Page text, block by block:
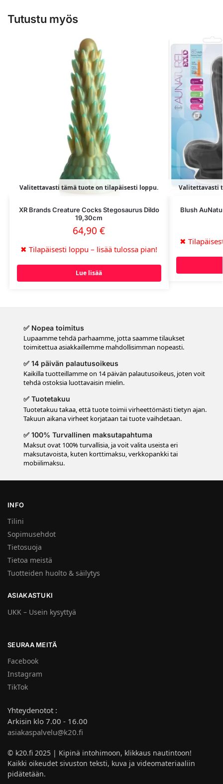
Tutustu myös
Valitettavasti tämä tuote on tilapäisesti loppu.
XR Brands Creature Cocks Stegosaurus Dildo
19,30cm
64,90€
✖ Tilapäisesti loppu – lisää tulossa pian!
Lue lisää
Valitettavasti
Blush
✖
✅ Nopea toimitus
Lupaamme tehdä parhaamme, jotta saamme tilaukset
toimitettua asiakkaillemme mahdollisimman nopeasti.
✅ 14 päivän palautusoikeus
Kaikilla tuotteillamme on 14 päivän palautusoikeus, joten voit
tehdä ostoksia luottavaisin mielin.
✅ Tuotetakuu
Tuotetakuu takaa, että tuote toimii virheettömästi tietyn ajan.
Takuun aikana virheet korjataan tai tuote vaihdetaan.
✅ 100% Turvallinen maksutapahtuma
Maksut ovat 100% turvallisia, ja voit valita useista eri
maksutavoista, kuten korttimaksu, verkkopankki tai
mobiilimaksu.
INFO
Tilini
Sopimusehdot
Tietosuoja
Tietoa meistä
Tuotteiden huolto & säilytys
ASIAKASTUKI
UKK – Usein kysyttyä
SEURAA MEITÄ
Facebook
Instagram
TikTok
Yhteydenotot :
Arkisin klo 7.00 - 16.00
asiakaspalvelu@k20.fi
© k20.fi 2025 | Kipinä intohimoon, klikkaus nautintoon!
Kaikki oikeudet sivuston teksti, kuva ja videomateriaaliin
pidätetään.